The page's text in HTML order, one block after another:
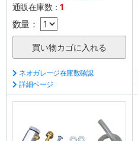
通販在庫数：1
数量：
ネオガレージ在庫数確認
詳細ページ